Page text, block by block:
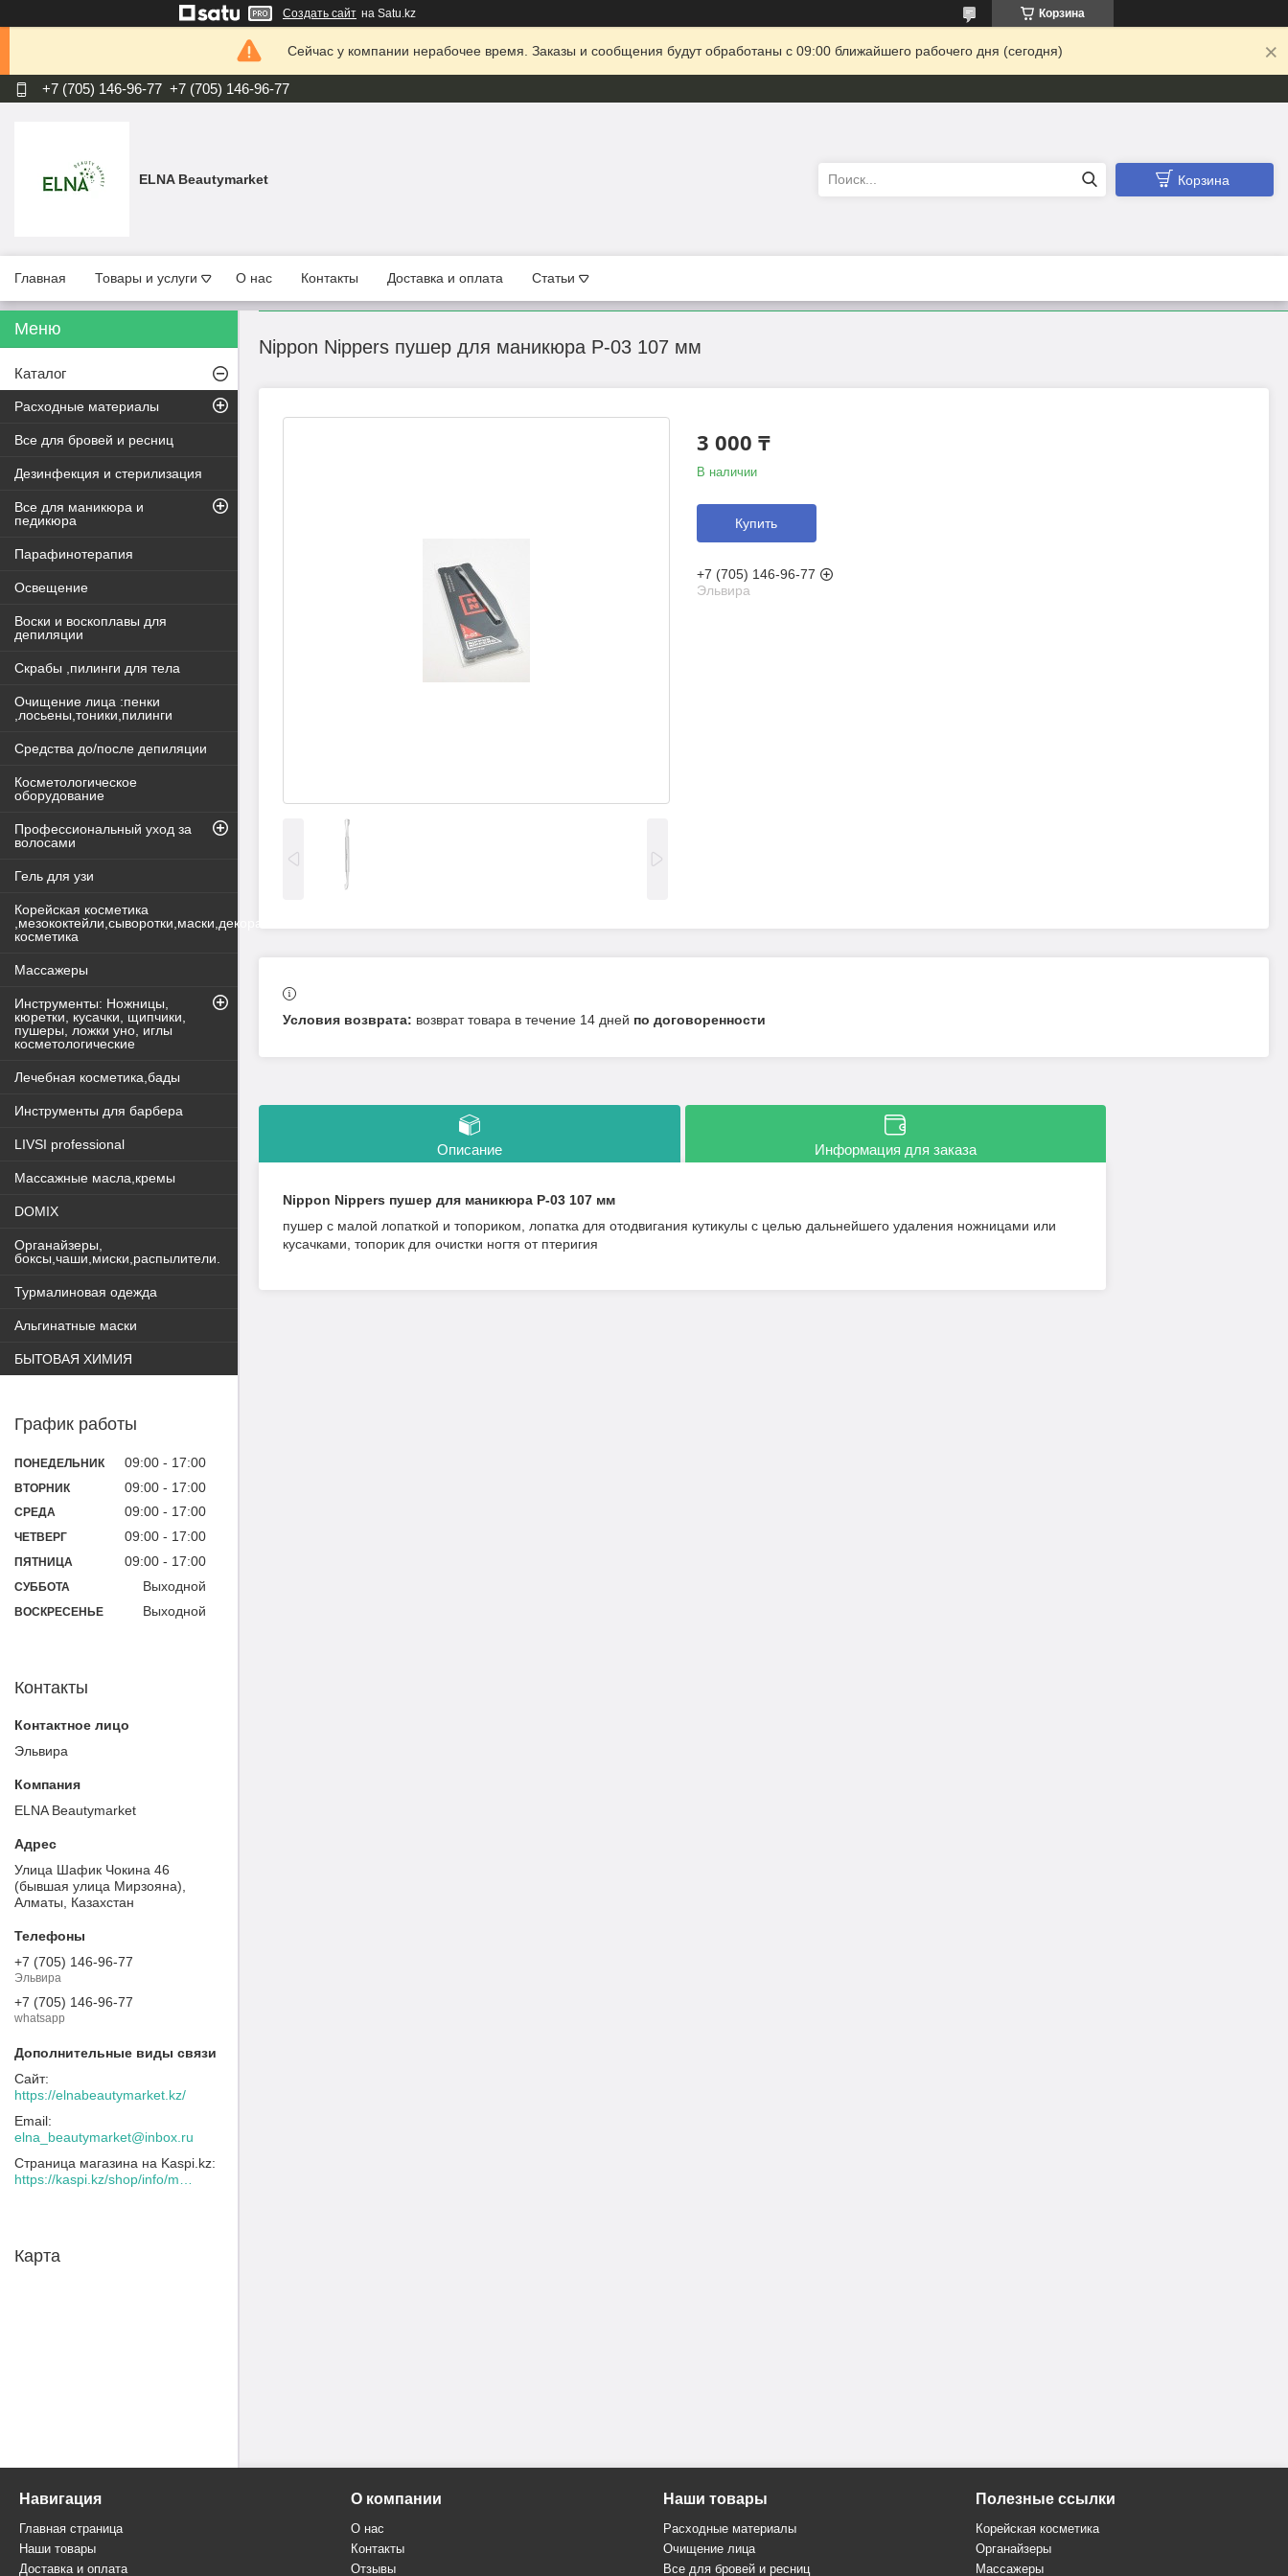
Создать сайт на Satu.kz Корзина
Сейчас у компании нерабочее время. Заказы и сообщения будут обработаны с 09:00 ближайшего рабочего дня (сегодня)
+7 (705) 146-96-77 +7 (705) 146-96-77
ELNA Beautymarket Корзина
Главная Товары и услуги О нас Контакты Доставка и оплата Статьи
Nippon Nippers пушер для маникюра P-03 107 мм
3 000 ₸
В наличии
Купить
+7 (705) 146-96-77
Эльвира
возврат товара в течение 14 дней по договоренности
Описание Информация для заказа
Nippon Nippers пушер для маникюра P-03 107 мм
пушер с малой лопаткой и топориком, лопатка для отодвигания кутикулы с целью дальнейшего удаления ножницами или
кусачками, топорик для очистки ногтя от птеригия
Каталог
Расходные материалы
Все для бровей и ресниц
Дезинфекция и стерилизация
Все для маникюра и
педикюра
Парафинотерапия
Освещение
Воски и воскоплавы для
депиляции
Скрабы ,пилинги для тела
Очищение лица :пенки
,лосьены,тоники,пилинги
Средства до/после депиляции
Косметологическое
оборудование
Профессиональный уход за
волосами
Гель для узи
Корейская косметика
,мезококтейли,сыворотки,маски,декоративная
косметика
Массажеры
Инструменты: Ножницы,
кюретки, кусачки, щипчики,
пушеры, ложки уно, иглы
косметологические
Лечебная косметика,бады
Инструменты для барбера
LIVSI professional
Массажные масла,кремы
DOMIX
Органайзеры,
боксы,чаши,миски,распылители.
Турмалиновая одежда
Альгинатные маски
БЫТОВАЯ ХИМИЯ
График работы
ПОНЕДЕЛЬНИК 09:00 17:00
ВТОРНИК 09:00 17:00
СРЕДА 09:00 17:00
ЧЕТВЕРГ 09:00 17:00
ПЯТНИЦА 09:00 17:00
СУББОТА Выходной
ВОСКРЕСЕНЬЕ Выходной
Контакты
Эльвира
ELNA Beautymarket
Улица Шафик Чокина 46
(бывшая улица Мирзояна),
Алматы, Казахстан
+7 (705) 146-96-77
Эльвира
+7 (705) 146-96-77
whatsapp
https://elnabeautymarket.kz/
elna_beautymarket@inbox.ru
Страница магазина на Kaspi.kz
Карта
Навигация
Главная страница
Наши товары
Доставка и оплата
О компании
О нас
Контакты
Отзывы
Наши товары
Расходные материалы
Очищение лица
Все для бровей и ресниц
Полезные ссылки
Корейская косметика
Органайзеры
Массажеры